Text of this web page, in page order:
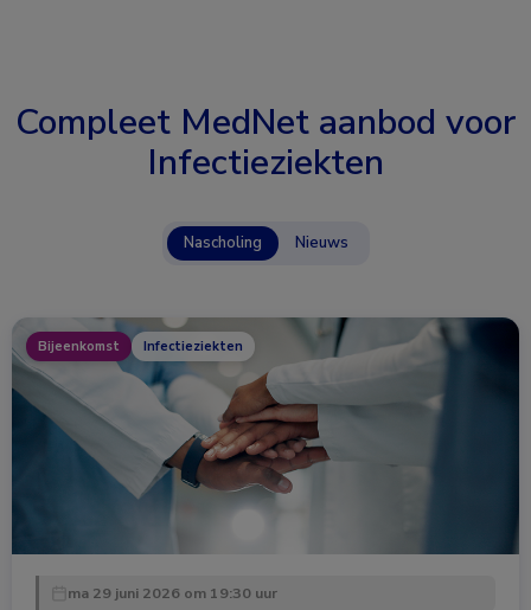
Compleet MedNet aanbod voor
Infectieziekten
Nascholing Nieuws
Bijeenkomst Infectieziekten
ma 29 juni 2026 om 19:30 uur